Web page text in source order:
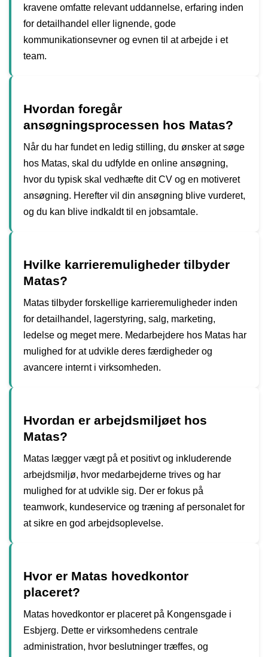
kravene omfatte relevant uddannelse, erfaring inden
for detailhandel eller lignende, gode
kommunikationsevner og evnen til at arbejde i et
team.
Hvordan foregår
ansøgningsprocessen hos Matas?
Når du har fundet en ledig stilling, du ønsker at søge
hos Matas, skal du udfylde en online ansøgning,
hvor du typisk skal vedhæfte dit CV og en motiveret
ansøgning. Herefter vil din ansøgning blive vurderet,
og du kan blive indkaldt til en jobsamtale.
Hvilke karrieremuligheder tilbyder
Matas?
Matas tilbyder forskellige karrieremuligheder inden
for detailhandel, lagerstyring, salg, marketing,
ledelse og meget mere. Medarbejdere hos Matas har
mulighed for at udvikle deres færdigheder og
avancere internt i virksomheden.
Hvordan er arbejdsmiljøet hos
Matas?
Matas lægger vægt på et positivt og inkluderende
arbejdsmiljø, hvor medarbejderne trives og har
mulighed for at udvikle sig. Der er fokus på
teamwork, kundeservice og træning af personalet for
at sikre en god arbejdsoplevelse.
Hvor er Matas hovedkontor
placeret?
Matas hovedkontor er placeret på Kongensgade i
Esbjerg. Dette er virksomhedens centrale
administration, hvor beslutninger træffes, og